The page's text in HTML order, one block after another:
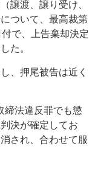
譲渡、譲り受け、
ついて、最高裁第
で、上告棄却決定
た。
、押尾被告は近く
法違反罪でも懲
決が確定してお
され、合わせて服